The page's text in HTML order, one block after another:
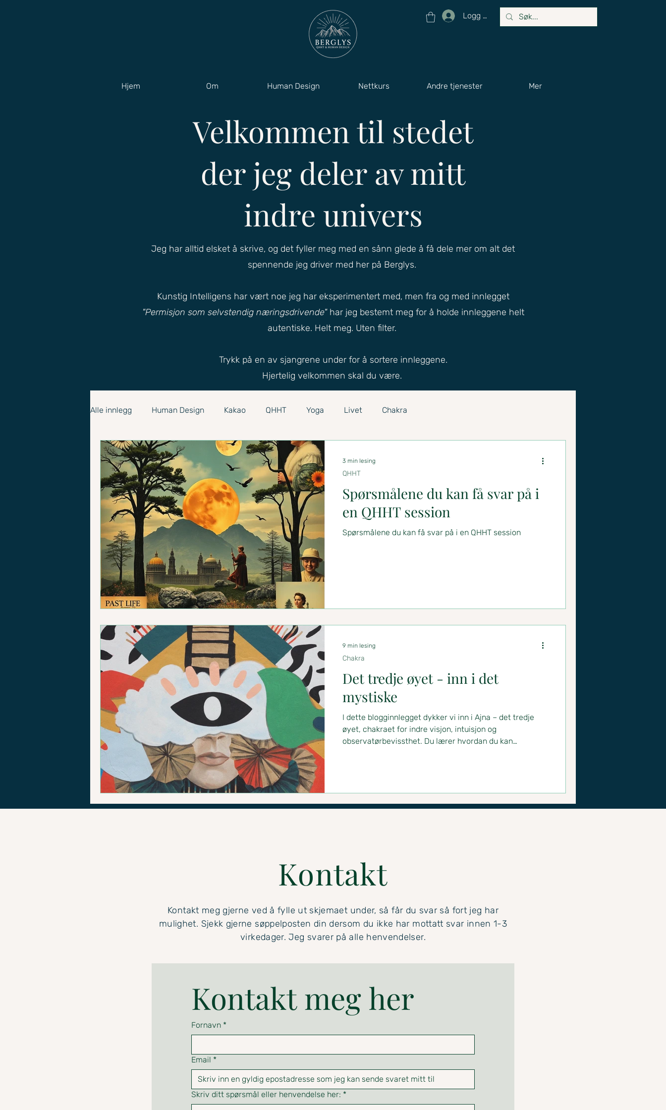
Logg inn
Hjem Om Human Design Nettkurs Andre tjenester Mer
Velkommen til stedet
der jeg deler av mitt
indre univers
Jeg har alltid elsket å skrive, og det fyller meg med en sånn glede å få dele mer om alt det
spennende jeg driver med her på Berglys.
Kunstig Intelligens har vært noe jeg har eksperimentert med, men fra og med innlegget
"Permisjon som selvstendig næringsdrivende"har jeg bestemt meg for å holde innleggene helt
autentiske. Helt meg. Uten filter.
Trykk på en av sjangrene under for å sortere innleggene.
Hjertelig velkommen skal du være.
Alle innlegg Human Design Kakao QHHT Yoga Livet Chakra
Spørsmålene du kan få svar på i
en QHHT session
Spørsmålene du kan få svar på i en QHHT session
QHHT
3 min lesing
Det tredje øyet - inn i det
mystiske
I dette blogginnlegget dykker vi inn i Ajna – det tredje
øyet, chakraet for indre visjon, intuisjon og
observatørbevissthet. Du lærer hvordan du kan
Chakra
9 min lesing
Kontakt
Kontakt meg gjerne ved å fylle ut skjemaet under, så får du svar så fort jeg har
mulighet. Sjekk gjerne søppelposten din dersom du ikke har mottatt svar innen 1-3
virkedager. Jeg svarer på alle henvendelser.
Kontakt meg her
Fornavn *
Email *
Skriv ditt spørsmål eller henvendelse her: *